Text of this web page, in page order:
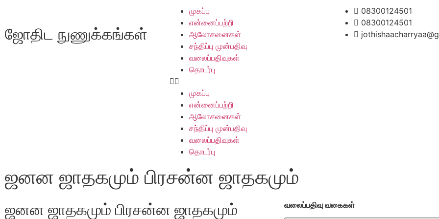
ஜோதிட நுணுக்கங்கள்​
முகப்பு
என்னைப்பற்றி
ஆலோசனைகள்
சந்திப்பு முன்பதிவு
வலைப்பதிவுகள்
தொடர்பு
முகப்பு
என்னைப்பற்றி
ஆலோசனைகள்
சந்திப்பு முன்பதிவு
வலைப்பதிவுகள்
தொடர்பு
08300124501
08300124501
ஜனன ஜாதகமும் பிரசன்ன ஜாதகமும்
ஜனன ஜாதகமும் பிரசன்ன ஜாதகமும் வலைப்பதிவு வகைகள்